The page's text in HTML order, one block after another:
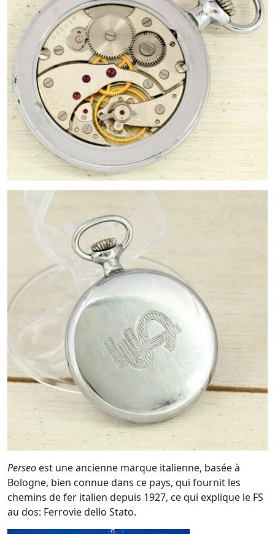
Perseo est une ancienne marque italienne, basée à
Bologne, bien connue dans ce pays, qui fournit les
chemins de fer italien depuis 1927, ce qui explique le FS
au dos: Ferrovie dello Stato.